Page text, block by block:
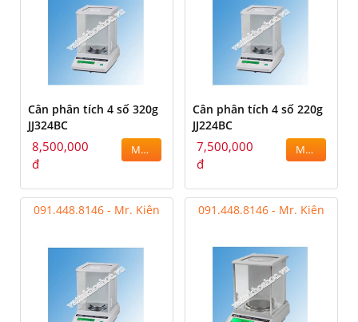
Cân phân tích 4 số 320g
JJ324BC
8,500,000
đ
MUA
Cân phân tích 4 số 220g
JJ224BC
7,500,000
đ
MUA
091.448.8146 - Mr. Kiên 091.448.8146 - Mr. Kiên